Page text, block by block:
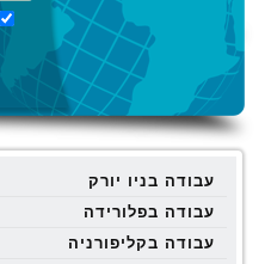
עבודה בניו יורק
עבודה בפלורידה
עבודה בקליפורניה